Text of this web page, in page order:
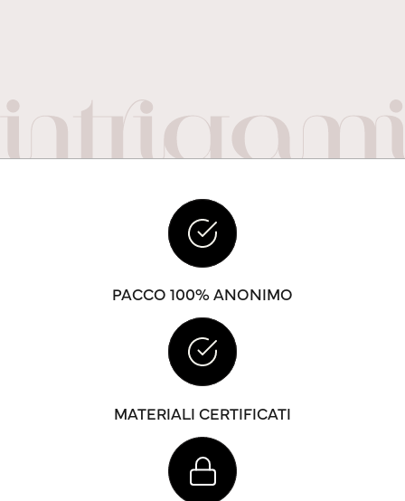
PACCO 100% ANONIMO
MATERIALI CERTIFICATI